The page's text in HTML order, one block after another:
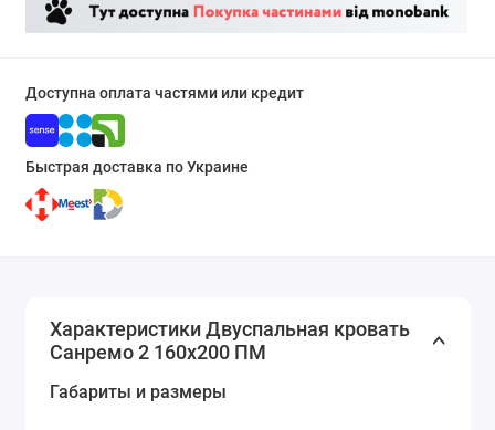
Доступна оплата частями или кредит
Быстрая доставка по Украине
Характеристики Двуспальная кровать
Санремо 2 160х200 ПМ
Габариты и размеры